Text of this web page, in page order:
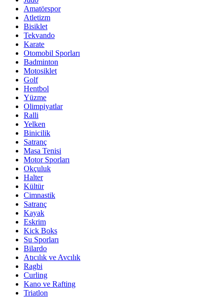
Amatörspor
Atletizm
Bisiklet
Tekvando
Karate
Otomobil Sporları
Badminton
Motosiklet
Golf
Hentbol
Yüzme
Olimpiyatlar
Ralli
Yelken
Binicilik
Satranç
Masa Tenisi
Motor Sporları
Okçuluk
Halter
Kültür
Cimnastik
Satranç
Kayak
Eskrim
Kick Boks
Su Sporları
Bilardo
Atıcılık ve Avcılık
Ragbi
Curling
Kano ve Rafting
Triatlon